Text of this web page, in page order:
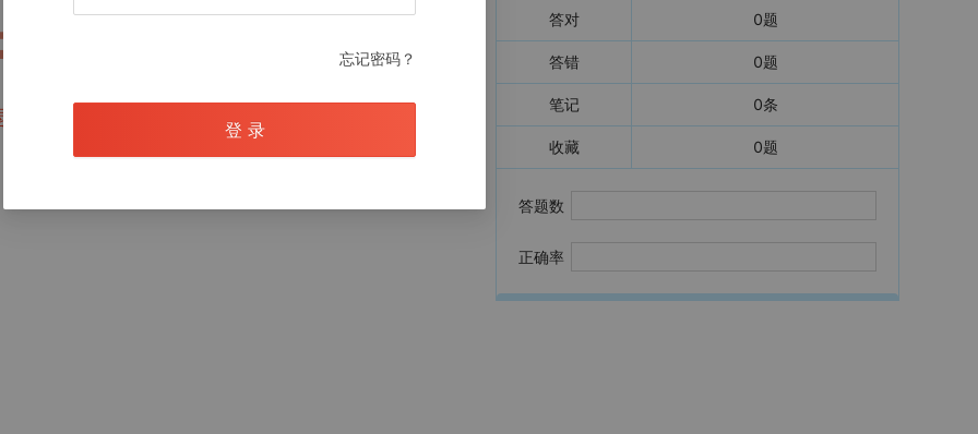
后查看
答对 0题
答错 0题
笔记 0条
收藏 0题
答题数
正确率
忘记密码？
登 录